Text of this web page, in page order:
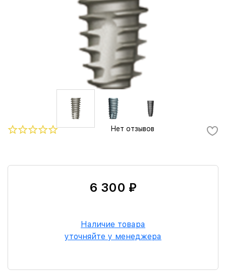
Нет отзывов
6 300 ₽
Наличие товара
уточняйте у менеджера